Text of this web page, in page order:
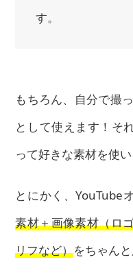
す。
もちろん、自分で撮
として使えます！そ
って好きな素材を使い
とにかく、YouTube
素材＋画像素材（ロ
リフなど）をちゃん